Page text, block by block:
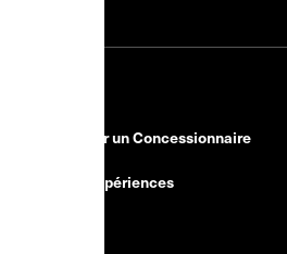
Devenir un Concessionnaire
BRP Expériences